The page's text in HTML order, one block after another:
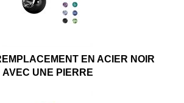
EN ACIER NOIR
AVEC UNE PIERRE